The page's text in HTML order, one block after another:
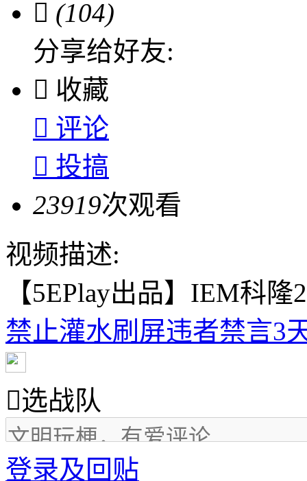
 (104)
分享给好友:
 收藏
 评论
 投搞
23919次观看
视频描述:
【5EPlay出品】IEM科
禁止灌水刷屏违者禁言3
选战队
登录及回贴